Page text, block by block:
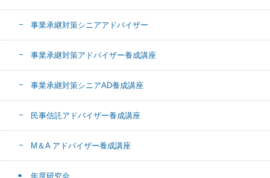
事業承継対策シニアアドバイザー
事業承継対策アドバイザー養成講座
事業承継対策シニアAD養成講座
民事信託アドバイザー養成講座
M＆A アドバイザー養成講座
年度研究会